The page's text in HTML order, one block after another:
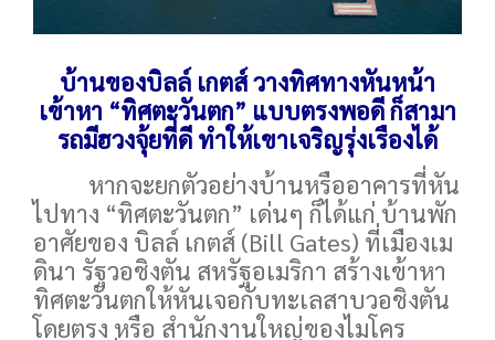
บ้านของบิลล์ เกตส์ วางทิศทางหันหน้า
เข้าหา “ทิศตะวันตก” แบบตรงพอดี ก็สามา
รถมีฮวงจุ้ยที่ดี ทำให้เขาเจริญรุ่งเรืองได้
หากจะยกตัวอย่างบ้านหรืออาคารที่หัน
ไปทาง “ทิศตะวันตก” เด่นๆ ก็ได้แก่ บ้านพัก
อาศัยของ บิลล์ เกตส์ (Bill Gates) ที่เมืองเม
ดินา รัฐวอชิงตัน สหรัฐอเมริกา สร้างเข้าหา
ทิศตะวันตกให้หันเจอกับทะเลสาบวอชิงตัน
โดยตรง หรือ สำนักงานใหญ่ของไมโคร